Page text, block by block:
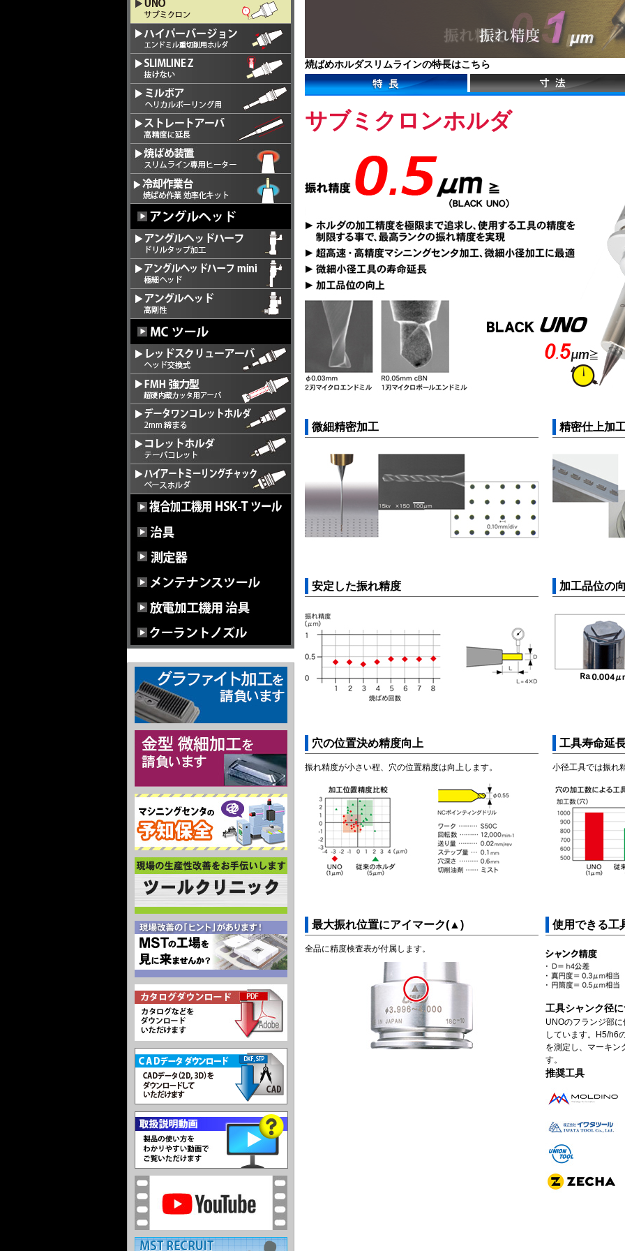
焼ばめホルダスリムラインの特長はこちら
サブミクロンホルダ
微細精密加工 精密仕上加
安定した振れ精度 加工品位の
穴の位置決め精度向上
振れ精度が小さい程、穴の位置精度は向上します。
工具寿命延
小径工具では振れ
最大振れ位置にアイマーク(▲)
全品に精度検査表が付属します。
使用できる工
工具シャンク径
UNOのフランジ部
しています。H5/h6
を測定し、マーキン
す。
推奨工具